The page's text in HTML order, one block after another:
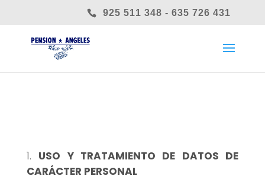
925 511 348 - 635 726 431
USO Y TRATAMIENTO DE DATOS DE
CARÁCTER PERSONAL